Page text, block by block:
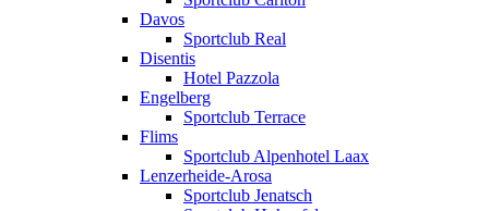
Davos
Sportclub Real
Disentis
Hotel Pazzola
Engelberg
Sportclub Terrace
Flims
Sportclub Alpenhotel Laax
Lenzerheide-Arosa
Sportclub Jenatsch